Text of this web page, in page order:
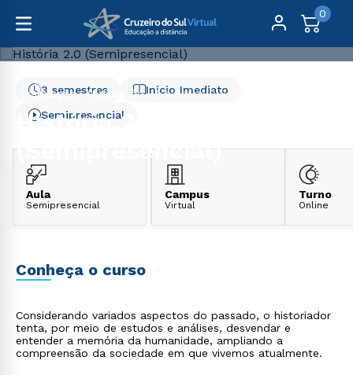
0
Graduação Educação História 2.0 (Semipresencial)
História 2.0
(Semipresencial)
Início Imediato
3 semestres
Semipresencial
Aula
Semipresencial
Campus
Virtual
Turno
Online
Conheça o curso
Considerando variados aspectos do passado, o historiador
tenta, por meio de estudos e análises, desvendar e
entender a memória da humanidade, ampliando a
compreensão da sociedade em que vivemos atualmente.